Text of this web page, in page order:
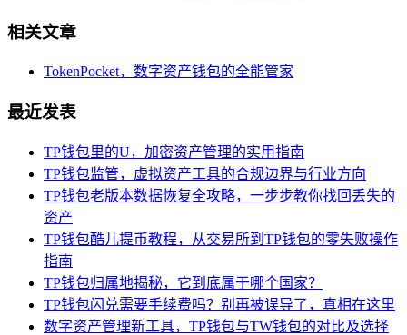
相关文章
TokenPocket，数字资产钱包的全能管家
最近发表
TP钱包里的U，加密资产管理的实用指南
TP钱包监管，虚拟资产工具的合规边界与行业方向
TP钱包老版本数据恢复全攻略，一步步教你找回丢失的
资产
TP钱包酷儿提币教程，从交易所到TP钱包的零失败操作
指南
TP钱包归属地揭秘，它到底属于哪个国家？
TP钱包闪兑需要手续费吗？别再被误导了，真相在这里
数字资产管理新工具，TP钱包与TW钱包的对比及选择